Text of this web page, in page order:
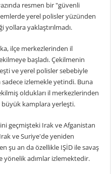
yazında resmen bir "güvenli
yerel polisler yüzünden
yaklaştırılmadı.
ilçe merkezlerinden il
başladı. Çekilmenin
ve yerel polisler sebebiyle
izlemekle yetindi. Buna
oldukları il merkezlerinden
büyük kamplara yerleşti.
geçmişteki Irak ve Afganistan
ve Suriye'de yeniden
şu an da özellikle IŞİD ile savaş
yönelik adımlar izlemektedir.